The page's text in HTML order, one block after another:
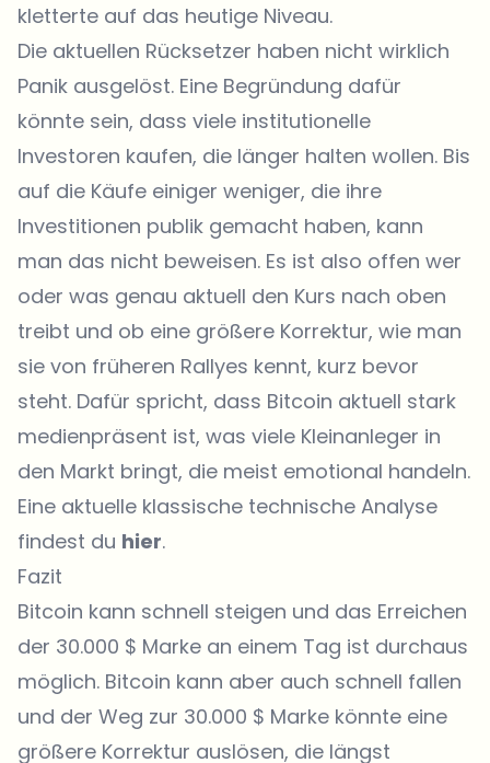
kletterte auf das heutige Niveau.
Die aktuellen Rücksetzer haben nicht wirklich
Panik ausgelöst. Eine Begründung dafür
könnte sein, dass viele institutionelle
Investoren kaufen, die länger halten wollen. Bis
auf die Käufe einiger weniger, die ihre
Investitionen publik gemacht haben, kann
man das nicht beweisen. Es ist also offen wer
oder was genau aktuell den Kurs nach oben
treibt und ob eine größere Korrektur, wie man
sie von früheren Rallyes kennt, kurz bevor
steht. Dafür spricht, dass Bitcoin aktuell stark
medienpräsent ist, was viele Kleinanleger in
den Markt bringt, die meist emotional handeln.
Eine aktuelle klassische technische Analyse
findest du hier.
Fazit
Bitcoin kann schnell steigen und das Erreichen
der 30.000 $ Marke an einem Tag ist durchaus
möglich. Bitcoin kann aber auch schnell fallen
und der Weg zur 30.000 $ Marke könnte eine
größere Korrektur auslösen, die längst